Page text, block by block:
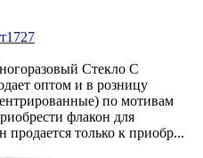
Стекло С
оптом и в розницу
по мотивам
флакон для
только к приобр...